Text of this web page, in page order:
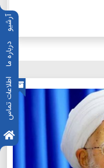
آرشیو
درباره ما
اطلاعات تماس